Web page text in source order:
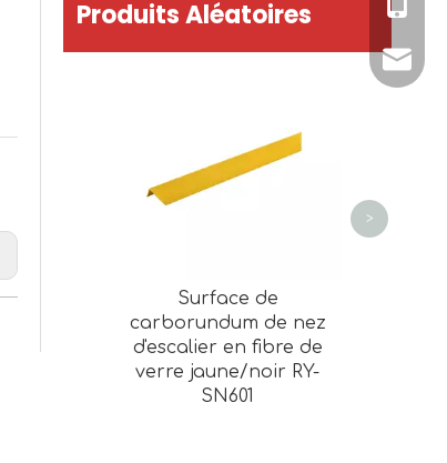
Produits Aléatoires
Surface de
carborundum de nez
d'escalier en fibre de
verre jaune/noir RY-
SN601
en
>